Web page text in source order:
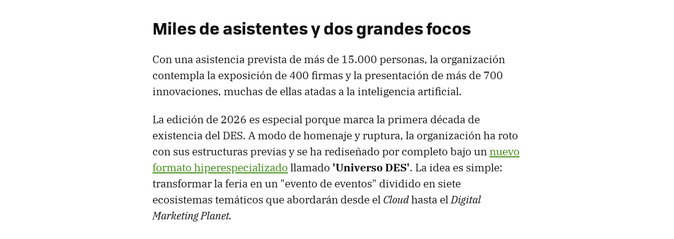
Miles de asistentes y dos grandes focos
Con una asistencia prevista de más de 15.000 personas, la organización
contempla la exposición de 400 firmas y la presentación de más de 700
innovaciones, muchas de ellas atadas a la inteligencia artificial.
La edición de 2026 es especial porque marca la primera década de
existencia del DES. A modo de homenaje y ruptura, la organización ha roto
con sus estructuras previas y se ha rediseñado por completo bajo un nuevo
formato hiperespecializado llamado 'Universo DES'. La idea es simple:
transformar la feria en un "evento de eventos" dividido en siete
ecosistemas temáticos que abordarán desde el Cloudhasta elDigital
Marketing Planet.